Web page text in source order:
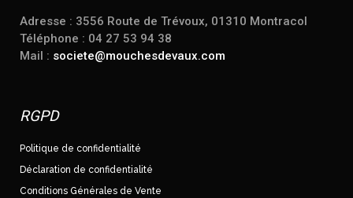
Adresse : 3556 Route de Trévoux, 01310 Montracol
Téléphone : 04 27 53 94 38
Mail : societe@mouchesdevaux.com
RGPD
Politique de confidentialité
Déclaration de confidentialité
Conditions Générales de Vente